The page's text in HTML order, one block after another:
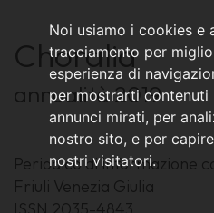
Noi usiamo i cookies e
tracciamento per
esperienza di
per mostrarti contenuti
annunci mirati, per
nostro sito, e per
nostri visitatori.
Choralia
annualità 2019
Periodico di informazione
Friuli Venezia Giulia